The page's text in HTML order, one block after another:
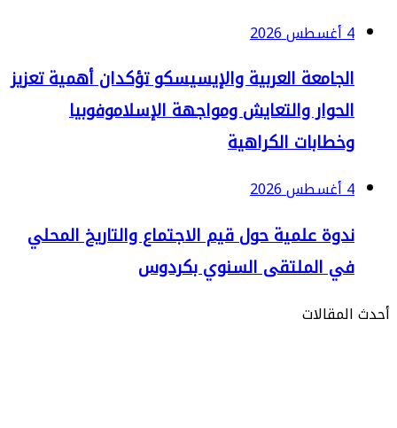
العربية والإيسيسكو تؤكدان أهمية تعزيز
والتعايش ومواجهة الإسلاموفوبيا
الكراهية
علمية حول قيم الاجتماع والتاريخ المحلي
الملتقى السنوي بكردوس